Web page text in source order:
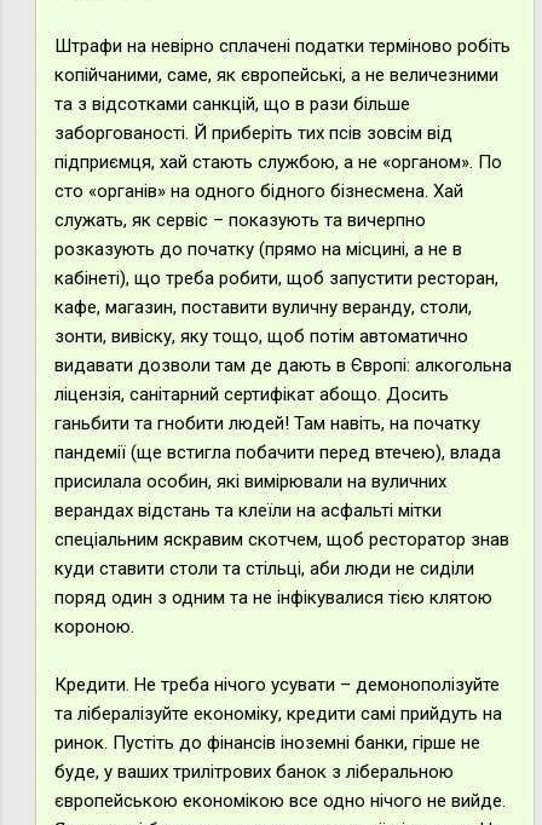
Штрафи на невірно сплачені податки терміново робіть
копійчаними, саме, як європейські, а не величезними
та з відсотками санкцій, що в рази більше
заборгованості. Й приберіть тих псів зовсім від
підприємця, хай стають службою, а не «органом». По
сто «органів» на одного бідного бізнесмена. Хай
служать, як сервіс – показують та вичерпно
розказують до початку (прямо на місцині, а не в
кабінеті), що треба робити, щоб запустити ресторан,
кафе, магазин, поставити вуличну веранду, столи,
зонти, вивіску, яку тощо, щоб потім автоматично
видавати дозволи там де дають в Європі: алкогольна
ліцензія, санітарний сертифікат абощо. Досить
ганьбити та гнобити людей! Там навіть, на початку
пандемії (ще встигла побачити перед втечею), влада
присилала особин, які вимірювали на вуличних
верандах відстань та клеїли на асфальті мітки
спеціальним яскравим скотчем, щоб ресторатор знав
куди ставити столи та стільці, аби люди не сиділи
поряд один з одним та не інфікувалися тією клятою
короною.
Кредити. Не треба нічого усувати – демонополізуйте
та лібералізуйте економіку, кредити самі прийдуть на
ринок. Пустіть до фінансів іноземні банки, гірше не
буде, у ваших трилітрових банок з ліберальною
європейською економікою все одно нічого не вийде.